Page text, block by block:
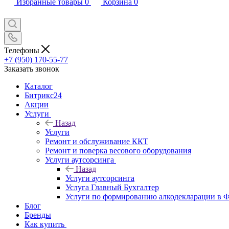
Избранные товары 0 Корзина 0
Телефоны
+7 (950) 170-55-77
Заказать звонок
Каталог
Битрикс24
Акции
Услуги
Назад
Услуги
Ремонт и обслуживание ККТ
Ремонт и поверка весового оборудования
Услуги аутсорсинга
Назад
Услуги аутсорсинга
Услуга Главный Бухгалтер
Услуги по формированию алкодекларации в
Блог
Бренды
Как купить